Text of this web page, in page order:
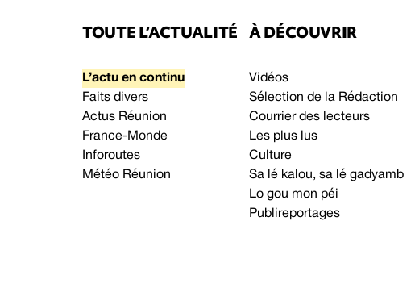
TOUTE L’ACTUALITÉ
L’actu en continu
Faits divers
Actus Réunion
France-Monde
Inforoutes
Météo Réunion
À DÉCOUVRIR
Vidéos
Sélection de la Rédaction
Courrier des lecteurs
Les plus lus
Culture
Sa lé kalou, sa lé gadyamb
Lo gou mon péi
Publireportages